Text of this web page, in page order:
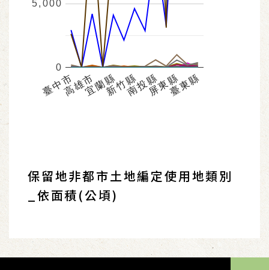
臺中市高雄市宜蘭縣新竹縣南投縣屏東縣臺東縣
0
5,000
保留地非都市土地編定使用地類別
_依面積(公頃)